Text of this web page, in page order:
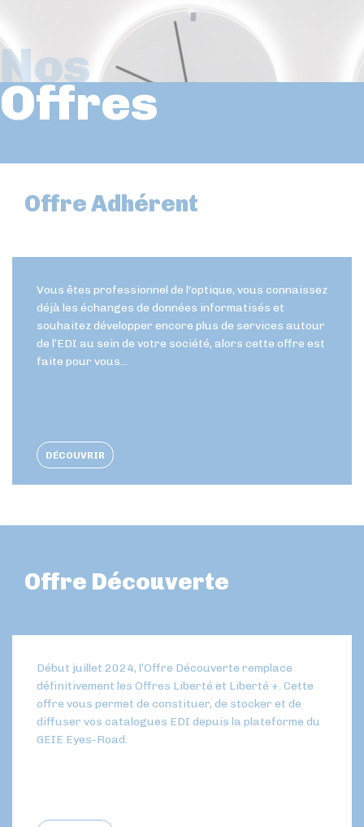
Nos
Offres
Offre Adhérent
Vous êtes professionnel de l'optique, vous connaissez
déjà les échanges de données informatisés et
souhaitez développer encore plus de services autour
de l’EDI au sein de votre société, alors cette offre est
faite pour vous...
DÉCOUVRIR
Offre Découverte
Début juillet 2024, l’Offre Découverte remplace
définitivement les Offres Liberté et Liberté +. Cette
offre vous permet de constituer, de stocker et de
diffuser vos catalogues EDI depuis la plateforme du
GEIE Eyes-Road.